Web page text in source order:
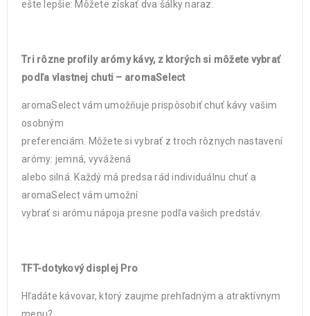
ešte lepšie: Môžete získať dva šálky naraz.
Tri rôzne profily arómy kávy, z ktorých si môžete vybrať
podľa vlastnej chuti – aromaSelect
aromaSelect vám umožňuje prispôsobiť chuť kávy vašim
osobným
preferenciám. Môžete si vybrať z troch rôznych nastavení
arómy: jemná, vyvážená
alebo silná. Každý má predsa rád individuálnu chuť a
aromaSelect vám umožní
vybrať si arómu nápoja presne podľa vašich predstáv.
TFT-dotykový displej Pro
Hľadáte kávovar, ktorý zaujme prehľadným a atraktívnym